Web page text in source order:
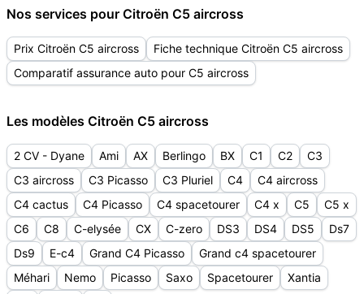
Nos services pour Citroën C5 aircross
Prix Citroën C5 aircross
Fiche technique Citroën C5 aircross
Comparatif assurance auto pour C5 aircross
Les modèles Citroën C5 aircross
2 CV - Dyane Ami AX Berlingo BX C1 C2
C3
C3 aircross
C3 Picasso C3 Pluriel C4
C4 aircross
C4 cactus
C4 Picasso C4 spacetourer C4 x C5
C5 x
C6
C8 C-elysée CX C-zero DS3 DS4 DS5
Ds7
Ds9
E-c4 Grand C4 Picasso
Grand c4 spacetourer
Méhari
Nemo Picasso Saxo Spacetourer
Xantia